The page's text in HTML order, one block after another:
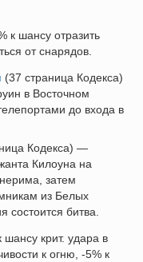
к шансу отразить
от снарядов.
(37 страница Кодекса)
в Восточном
до входа в
Кодекса) —
Килоуна на
затем
из Белых
состоится битва.
крит. удара в
к огню, -5% к